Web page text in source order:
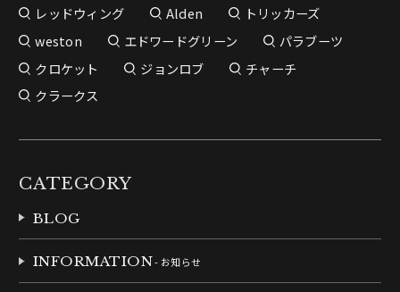
レッドウィング Alden
トリッカーズ
weston
エドワードグリーン
パラブーツ
クロケット
ジョンロブ
チャーチ
クラークス
CATEGORY
BLOG
INFORMATION- お知らせ